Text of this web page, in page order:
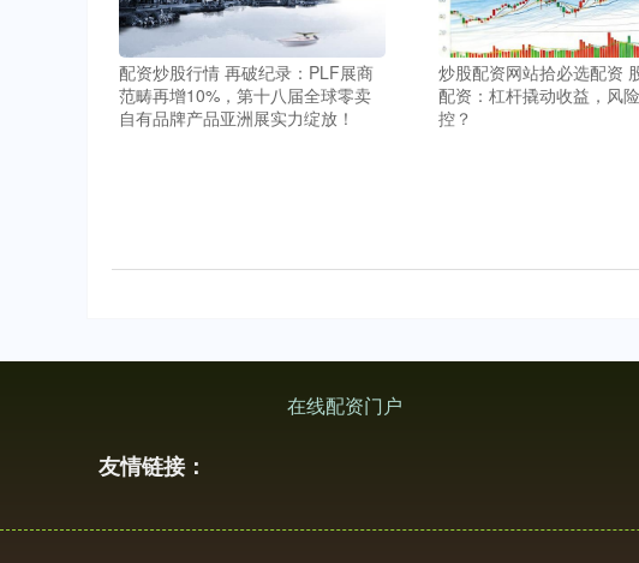
配资炒股行情 再破纪录：PLF展商
范畴再增10%，第十八届全球零卖
自有品牌产品亚洲展实力绽放！
炒股配资网站拾必选配资
配资：杠杆撬动收益，风
控？
在线配资门户
友情链接：